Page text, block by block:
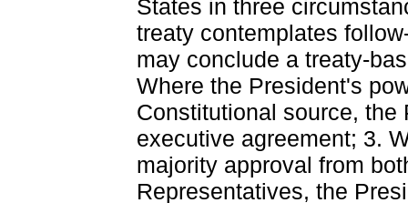
States in three
treaty contemplates
may conclude a treaty-
Where the President's
Constitutional source,
executive agreement; 3.
majority approval from
Representatives, the